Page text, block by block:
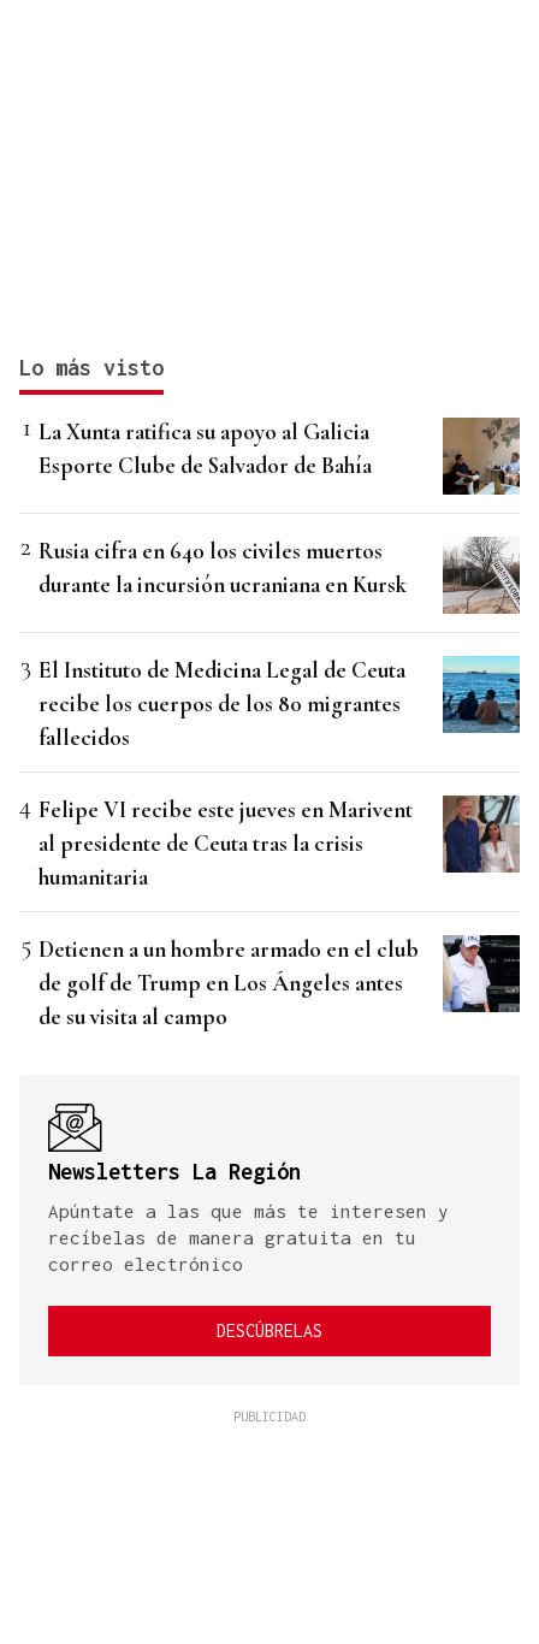
Lo más visto
La Xunta ratifica su apoyo al Galicia
Esporte Clube de Salvador de Bahía
Rusia cifra en 640 los civiles muertos
durante la incursión ucraniana en Kursk
El Instituto de Medicina Legal de Ceuta
recibe los cuerpos de los 80 migrantes
fallecidos
Felipe VI recibe este jueves en Marivent
al presidente de Ceuta tras la crisis
humanitaria
Detienen a un hombre armado en el club
de golf de Trump en Los Ángeles antes
de su visita al campo
Newsletters La Región
Apúntate a las que más te interesen y
recíbelas de manera gratuita en tu
correo electrónico
DESCÚBRELAS